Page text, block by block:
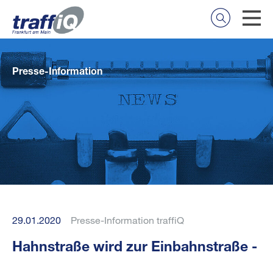
Presse-Information
29.01.2020 Presse-Information traffiQ
Hahnstraße wird zur Einbahnstraße -